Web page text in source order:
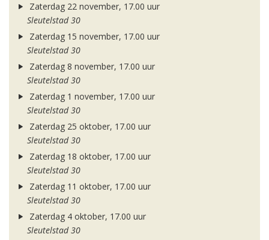
Zaterdag 22 november, 17.00 uur
Sleutelstad 30
Zaterdag 15 november, 17.00 uur
Sleutelstad 30
Zaterdag 8 november, 17.00 uur
Sleutelstad 30
Zaterdag 1 november, 17.00 uur
Sleutelstad 30
Zaterdag 25 oktober, 17.00 uur
Sleutelstad 30
Zaterdag 18 oktober, 17.00 uur
Sleutelstad 30
Zaterdag 11 oktober, 17.00 uur
Sleutelstad 30
Zaterdag 4 oktober, 17.00 uur
Sleutelstad 30